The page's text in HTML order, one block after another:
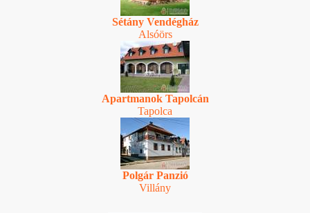
Sétány Vendégház
Alsóörs
Apartmanok Tapolcán
Tapolca
Polgár Panzió
Villány